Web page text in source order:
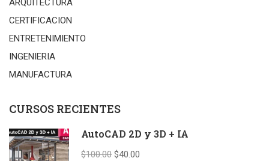
CERTIFICACION
ENTRETENIMIENTO
INGENIERIA
MANUFACTURA
CURSOS RECIENTES
AutoCAD 2D y 3D + IA
$100.00 $40.00